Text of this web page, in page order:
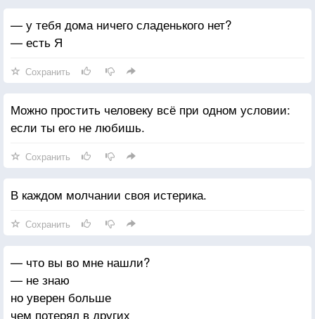
— у тебя дома ничего сладенького нет?
— есть Я
Сохранить
Можно простить человеку всё при одном условии:
если ты его не любишь.
Сохранить
В каждом молчании своя истерика.
Сохранить
— что вы во мне нашли?
— не знаю
но уверен больше
чем потерял в других